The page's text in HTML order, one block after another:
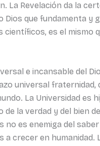
La Revelación da la
que fundamenta
es el mismo
e incansable del
universal fraternidad,
La Universidad es
la verdad y del bien
es enemiga del
crecer en humanidad.